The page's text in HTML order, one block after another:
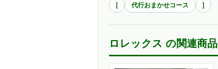
[
代行おまかせコース ]
ロレックス の関連商品